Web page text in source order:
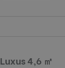
Luxus 4,6 ㎡